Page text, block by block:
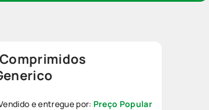
e entregue por: Preço Popular